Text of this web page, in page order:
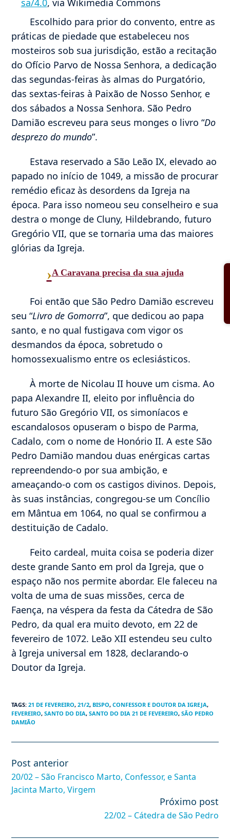
Escolhido para prior do convento, entre as
práticas de piedade que estabeleceu nos
mosteiros sob sua jurisdição, estão a recitação
do Ofício Parvo de Nossa Senhora, a dedicação
das segundas-feiras às almas do Purgatório,
das sextas-feiras à Paixão de Nosso Senhor, e
dos sábados a Nossa Senhora. São Pedro
Damião escreveu para seus monges o livro “Do
desprezo do mundo”.
Estava reservado a São Leão IX, elevado ao
papado no início de 1049, a missão de procurar
remédio eficaz às desordens da Igreja na
época. Para isso nomeou seu conselheiro e sua
destra o monge de Cluny, Hildebrando, futuro
Gregório VII, que se tornaria uma das maiores
glórias da Igreja.
›A Caravana precisa da sua ajuda
Foi então que São Pedro Damião escreveu
seu “Livro de Gomorra”, que dedicou ao papa
santo, e no qual fustigava com vigor os
desmandos da época, sobretudo o
homossexualismo entre os eclesiásticos.
À morte de Nicolau II houve um cisma. Ao
papa Alexandre II, eleito por influência do
futuro São Gregório VII, os simoníacos e
escandalosos opuseram o bispo de Parma,
Cadalo, com o nome de Honório II. A este São
Pedro Damião mandou duas enérgicas cartas
repreendendo-o por sua ambição, e
ameaçando-o com os castigos divinos. Depois,
às suas instâncias, congregou-se um Concílio
em Mântua em 1064, no qual se confirmou a
destituição de Cadalo.
Feito cardeal, muita coisa se poderia dizer
deste grande Santo em prol da Igreja, que o
espaço não nos permite abordar. Ele faleceu na
volta de uma de suas missões, cerca de
Faença, na véspera da festa da Cátedra de São
Pedro, da qual era muito devoto, em 22 de
fevereiro de 1072. Leão XII estendeu seu culto
à Igreja universal em 1828, declarando-o
Doutor da Igreja.
TAGS:21 DE FEVEREIRO, 21/2, BISPO, CONFESSOR E DOUTOR DA IGREJA,
FEVEREIRO, SANTO DO DIA, SANTO DO DIA 21 DE FEVEREIRO, SÃO PEDRO
DAMIÃO
Leia
artigos
Post anterior
20/02 – São Francisco Marto, Confessor, e Santa
Jacinta Marto, Virgem
Próximo post
22/02 – Cátedra de São Pedro